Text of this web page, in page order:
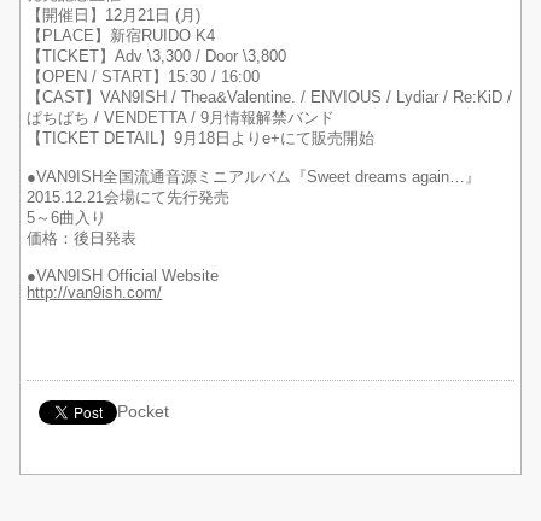
【開催日】12月21日 (月)
【PLACE】新宿RUIDO K4
【TICKET】Adv \3,300 / Door \3,800
【OPEN / START】15:30 / 16:00
【CAST】VAN9ISH / Thea&Valentine. / ENVIOUS / Lydiar / Re:KiD /
ぱちぱち / VENDETTA / 9月情報解禁バンド
【TICKET DETAIL】9月18日よりe+にて販売開始
●VAN9ISH全国流通音源ミニアルバム『Sweet dreams again…』
2015.12.21会場にて先行発売
5～6曲入り
価格：後日発表
●VAN9ISH Official Website
http://van9ish.com/
Pocket